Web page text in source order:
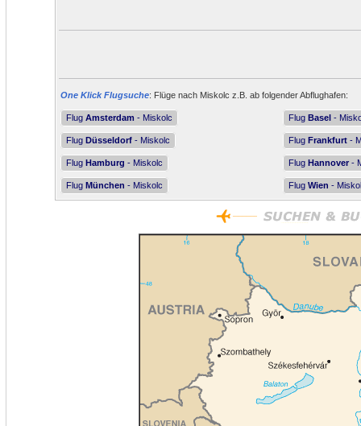
One Klick Flugsuche: Flüge nach Miskolc z.B. ab folgender Abflughafen:
Flug Amsterdam - Miskolc Flug Basel -
Flug Düsseldorf - Miskolc Flug Frankfurt -
Flug Hamburg - Miskolc Flug Hannover -
Flug München - Miskolc Flug Wien -